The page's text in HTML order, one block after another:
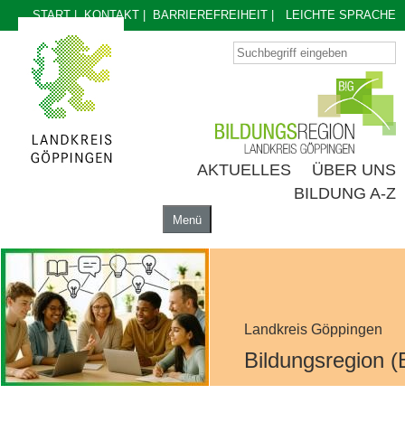
START|KONTAKT BARRIEREFREIHEIT LEICHTE SPRACHE
AKTUELLES
ÜBER UNS
BILDUNG A-Z
Menü
AKTUELLES
BILDUNG A-Z
Landkreis Göppingen
Bildungsregion